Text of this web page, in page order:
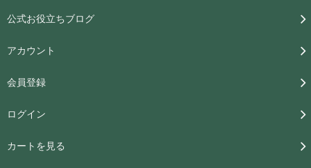
公式お役立ちブログ
アカウント
会員登録
ログイン
カートを見る